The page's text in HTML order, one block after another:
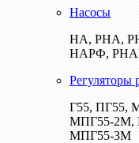
Насосы
НА, РНА,
НАРФ,
Регуляторы
Г55, ПГ55,
МПГ55-2М,
МПГ55-3М